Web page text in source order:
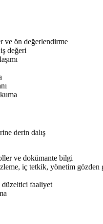
ve ön değerlendirme
değeri
derin dalış
ve dokümante bilgi
iç tetkik, yönetim gözden
faaliyet